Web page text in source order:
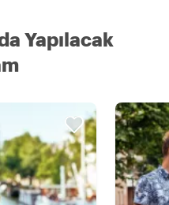
Yapılacak